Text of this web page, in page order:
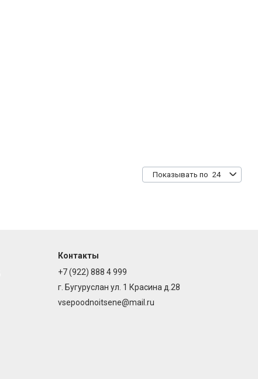
Показывать по 24
Контакты
+7 (922) 888 4 999
г. Бугуруслан ул. 1 Красина д.28
vsepoodnoitsene@mail.ru